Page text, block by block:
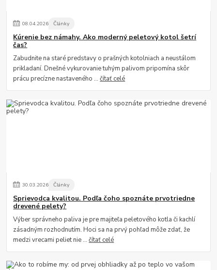
08.04.2026 Články
Kúrenie bez námahy. Ako moderný peletový kotol šetrí
čas?
Zabudnite na staré predstavy o prašných kotolniach a neustálom
prikladaní. Dnešné vykurovanie tuhým palivom pripomína skôr
prácu precízne nastaveného ...čítať celé
30.03.2026 Články
Sprievodca kvalitou. Podľa čoho spoznáte prvotriedne
drevené pelety?
Výber správneho paliva je pre majiteľa peletového kotla či kachlí
zásadným rozhodnutím. Hoci sa na prvý pohľad môže zdať, že
medzi vrecami peliet nie ...čítať celé